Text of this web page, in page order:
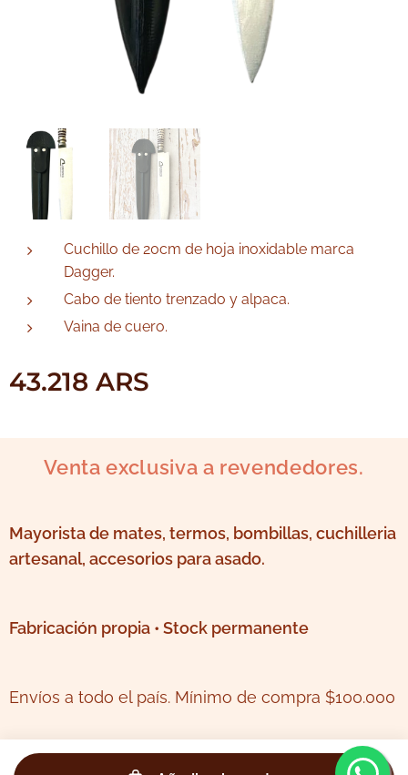
Cuchillo de 20cm de hoja inoxidable marca
Dagger.
Cabo de tiento trenzado y alpaca.
Vaina de cuero.
43.218 ARS
Venta exclusiva a revendedores.
Mayorista de mates, termos, bombillas, cuchilleria
artesanal, accesorios para asado.
Fabricación propia • Stock permanente
Envíos a todo el país. Mínimo de compra $100.000